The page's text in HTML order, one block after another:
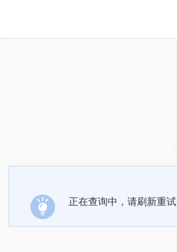
正在查询中，请刷新重试